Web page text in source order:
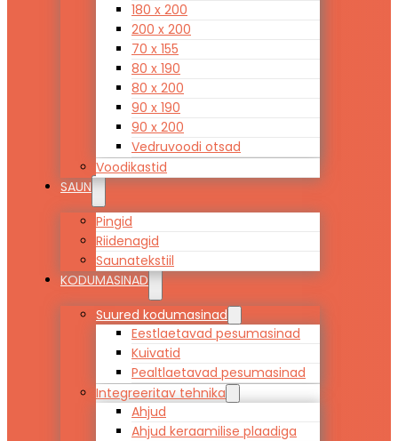
180 x 200
200 x 200
70 x 155
80 x 190
80 x 200
90 x 190
90 x 200
Vedruvoodi otsad
Voodikastid
SAUN
Pingid
Riidenagid
Saunatekstiil
KODUMASINAD
Suured kodumasinad
Eestlaetavad pesumasinad
Kuivatid
Pealtlaetavad pesumasinad
Integreeritav tehnika
Ahjud
Ahjud keraamilise plaadiga